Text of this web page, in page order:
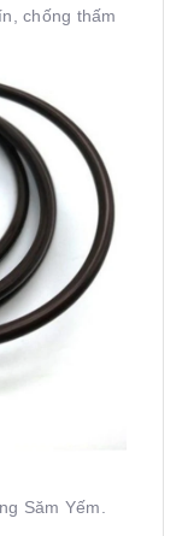
chống thấm
Săm Yếm.